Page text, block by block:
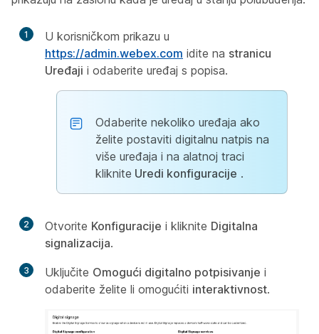
1
U korisničkom prikazu u
https://admin.webex.com idite na stranicu
Uređaji i odaberite uređaj s popisa.
Odaberite nekoliko uređaja ako
želite postaviti digitalnu natpis na
više uređaja i na alatnoj traci
kliknite Uredi konfiguracije .
2 Otvorite Konfiguracije i kliknite Digitalna
signalizacija.
3 Uključite Omogući digitalno potpisivanje i
odaberite želite li omogućiti interaktivnost.